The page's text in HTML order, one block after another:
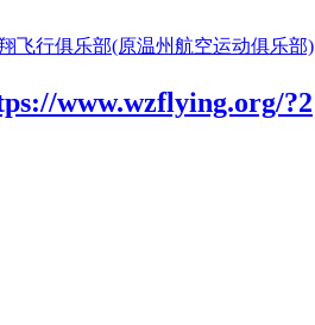
飞行俱乐部(原温州航空运动俱乐部)
www.wzflying.org/?2